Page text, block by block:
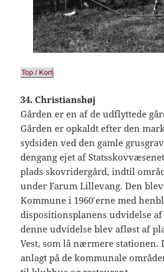
34. Christianshøj
Gården er en af de udflyttede
Gården er opkaldt efter den
sydsiden ved den gamle
dengang ejet af
plads skovridergård, indtil
under Farum Lillevang. Den
Kommune i 1960’erne med
dispositionsplanens udvidelse
denne udvidelse blev afløst af
Vest, som lå nærmere stationen.
anlagt på de kommunale